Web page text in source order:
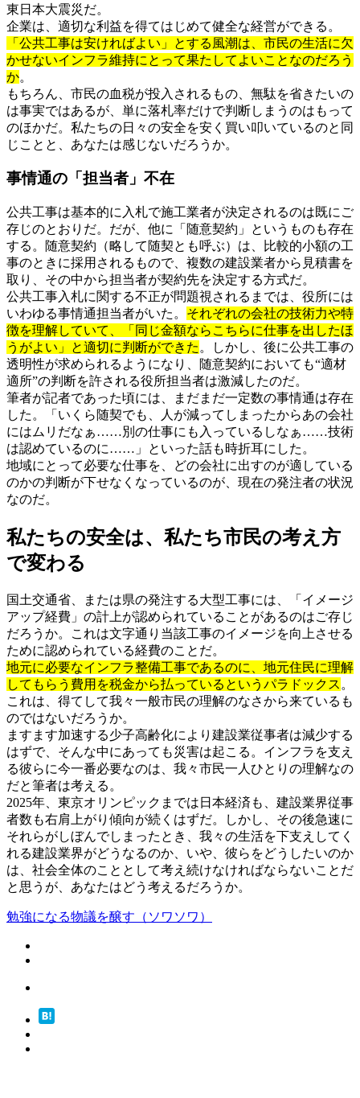
東日本大震災だ。
企業は、適切な利益を得てはじめて健全な経営ができる。
「公共工事は安ければよい」とする風潮は、市民の生活に欠
かせないインフラ維持にとって果たしてよいことなのだろう
か。
もちろん、市民の血税が投入されるもの、無駄を省きたいの
は事実ではあるが、単に落札率だけで判断しまうのはもって
のほかだ。私たちの日々の安全を安く買い叩いているのと同
じことと、あなたは感じないだろうか。
事情通の「担当者」不在
公共工事は基本的に入札で施工業者が決定されるのは既にご
存じのとおりだ。だが、他に「随意契約」というものも存在
する。随意契約（略して随契とも呼ぶ）は、比較的小額の工
事のときに採用されるもので、複数の建設業者から見積書を
取り、その中から担当者が契約先を決定する方式だ。
公共工事入札に関する不正が問題視されるまでは、役所には
いわゆる事情通担当者がいた。 それぞれの会社の技術力や特
徴を理解していて、「同じ金額ならこちらに仕事を出したほ
うがよい」と適切に判断ができた 。しかし、後に公共工事の
透明性が求められるようになり、随意契約においても“適材
適所”の判断を許される役所担当者は激減したのだ。
筆者が記者であった頃には、まだまだ一定数の事情通は存在
した。「いくら随契でも、人が減ってしまったからあの会社
にはムリだなぁ……別の仕事にも入っているしなぁ……技術
は認めているのに……」といった話も時折耳にした。
地域にとって必要な仕事を、どの会社に出すのが適している
のかの判断が下せなくなっているのが、現在の発注者の状況
なのだ。
私たちの安全は、私たち市民の考え方
で変わる
国土交通省、または県の発注する大型工事には、「イメージ
アップ経費」の計上が認められていることがあるのはご存じ
だろうか。これは文字通り当該工事のイメージを向上させる
ために認められている経費のことだ。
地元に必要なインフラ整備工事であるのに、地元住民に理解
してもらう費用を税金から払っているというパラドックス 。
これは、得てして我々一般市民の理解のなさから来ているも
のではないだろうか。
ますます加速する少子高齢化により建設業従事者は減少する
はずで、そんな中にあっても災害は起こる。インフラを支え
る彼らに今一番必要なのは、我々市民一人ひとりの理解なの
だと筆者は考える。
2025年、東京オリンピックまでは日本経済も、建設業界従事
者数も右肩上がり傾向が続くはずだ。しかし、その後急速に
それらがしぼんでしまったとき、我々の生活を下支えしてく
れる建設業界がどうなるのか、いや、彼らをどうしたいのか
は、社会全体のこととして考え続けなければならないことだ
と思うが、あなたはどう考えるだろうか。
勉強になる物議を醸す（ソワソワ）